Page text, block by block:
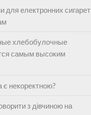
для електронних сигарет
хлебобулочные
самым высоким
є некоректною?
з дівчиною на